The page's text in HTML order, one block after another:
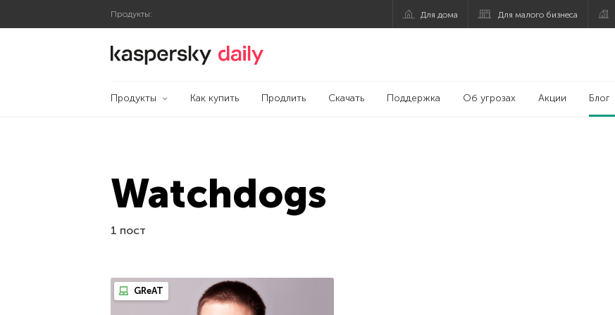
Продукты: Для дома Для малого бизнеса
Блог Касперского
Продукты Как купить Продлить Скачать Поддержка Об угрозах Акции Блог
Watchdogs
1 пост
GReAT